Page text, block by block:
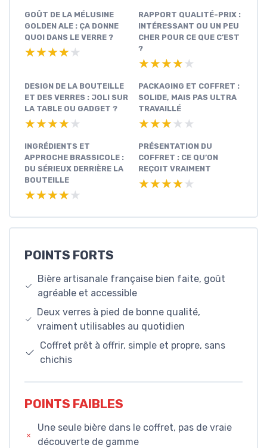
GOÛT DE LA MÉLUSINE
GOLDEN ALE : ÇA DONNE
QUOI DANS LE VERRE ?
★★★★★
★★★★★
RAPPORT QUALITÉ-PRIX :
INTÉRESSANT OU UN PEU
CHER POUR CE QUE C’EST
?
★★★★★
★★★★★
DESIGN DE LA BOUTEILLE
ET DES VERRES : JOLI SUR
LA TABLE OU GADGET ?
★★★★★
★★★★★
PACKAGING ET COFFRET :
SOLIDE, MAIS PAS ULTRA
TRAVAILLÉ
★★★★★
★★★★★
INGRÉDIENTS ET
APPROCHE BRASSICOLE :
DU SÉRIEUX DERRIÈRE LA
BOUTEILLE
★★★★★
★★★★★
PRÉSENTATION DU
COFFRET : CE QU’ON
REÇOIT VRAIMENT
★★★★★
★★★★★
POINTS FORTS
Bière artisanale française bien faite, goût
agréable et accessible
Deux verres à pied de bonne qualité,
vraiment utilisables au quotidien
Coffret prêt à offrir, simple et propre, sans
chichis
POINTS FAIBLES
Une seule bière dans le coffret, pas de vraie
découverte de gamme